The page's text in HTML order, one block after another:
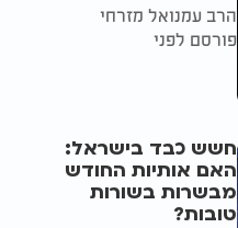
הרב עמנואל מזרחי
פורסם לפני
חשש כבד בישראל:
האם אותיות החודש
מבשרות בשורות
טובות?